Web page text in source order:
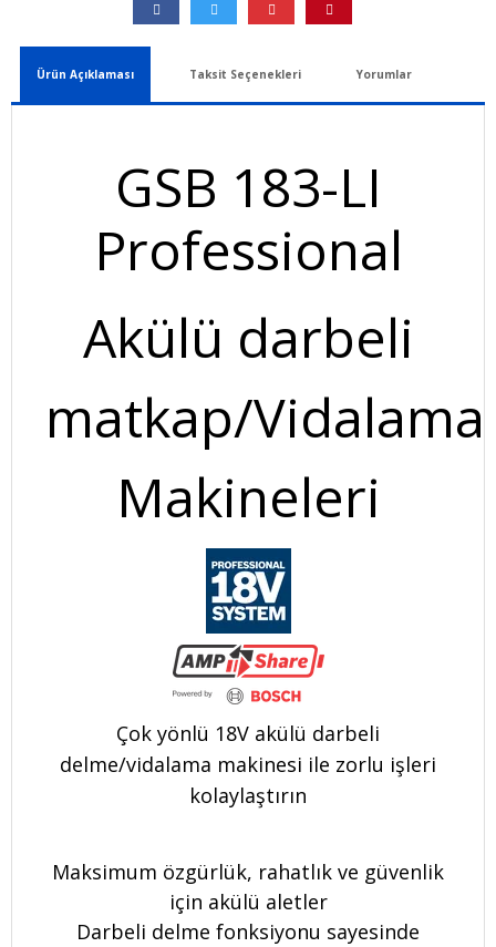
Ürün Açıklaması Taksit Seçenekleri Yorumlar
GSB 183-LI
Professional
Akülü darbeli
matkap/Vidalama
Makineleri
Çok yönlü 18V akülü darbeli
delme/vidalama makinesi ile zorlu işleri
kolaylaştırın
Maksimum özgürlük, rahatlık ve güvenlik
için akülü aletler
Darbeli delme fonksiyonu sayesinde